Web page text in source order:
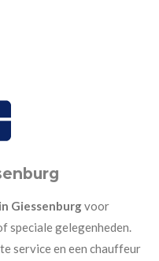
Giessenburgvoor
speciale gelegenheden.
service en een chauffeur